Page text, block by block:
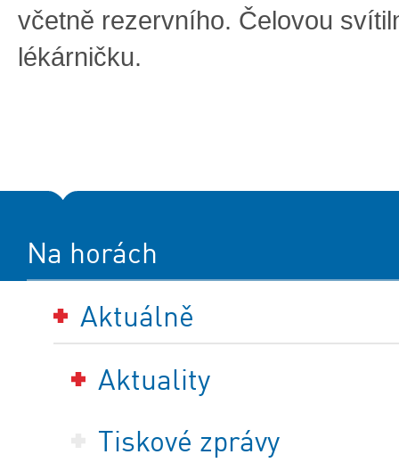
včetně rezervního. Čelovou
lékárničku.
Na horách
Aktuálně
Aktuality
Tiskové zprávy